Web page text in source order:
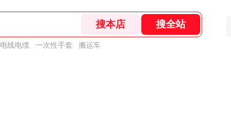
电线电缆 一次性手套 搬运车